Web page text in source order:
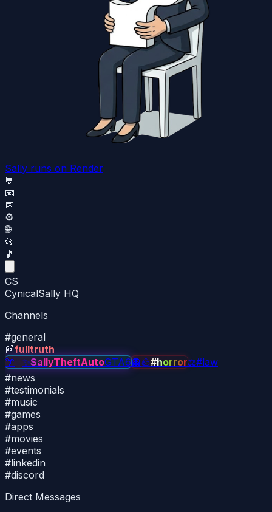
Sally runs on Render
💬
📧
📅
⚙️
🌐
📂
🎵
CS
CynicalSally HQ
Channels
#general
📰fulltruth
🌴
✨SallyTheftAutoGTA6👻🪨#horror⚖#law
#news
#testimonials
#music
#games
#apps
#movies
#events
#linkedin
#discord
Direct Messages